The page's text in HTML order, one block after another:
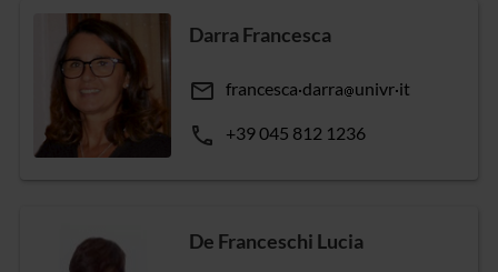
Darra Francesca
email francesca darra univr it
phone +39 045 812 1236
De Franceschi Lucia